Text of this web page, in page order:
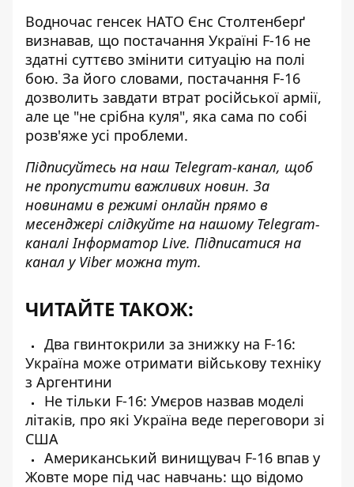
Водночас генсек НАТО Єнс Столтенберґ
визнавав, що постачання Україні F-16 не
здатні суттєво змінити ситуацію на полі
бою. За його словами, постачання F-16
дозволить завдати втрат російської армії,
але це "не срібна куля", яка сама по собі
розв'яже усі проблеми.
Підписуйтесь на наш Telegram-канал, щоб
не пропустити важливих новин. За
новинами в режимі онлайн прямо в
месенджері слідкуйте на нашому Telegram-
каналіІнформатор Live. Підписатися на
канал у Viber можна тут.
ЧИТАЙТЕ ТАКОЖ:
Два гвинтокрили за знижку на F-16:
Україна може отримати військову техніку
з Аргентини
Не тільки F-16: Умєров назвав моделі
літаків, про які Україна веде переговори зі
США
Американський винищувач F-16 впав у
Жовте море під час навчань: що відомо